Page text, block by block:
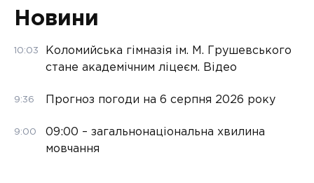
Новини
10:03
Коломийська гімназія ім. М. Грушевського
стане академічним ліцеєм. Відео
9:36 Прогноз погоди на 6 серпня 2026 року
9:00
09:00 – загальнонаціональна хвилина
мовчання